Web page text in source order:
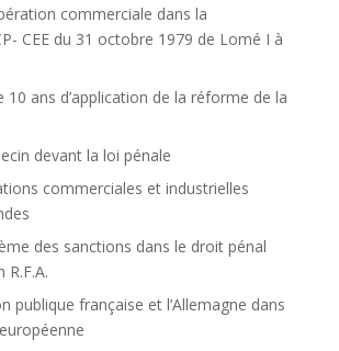
commerciale dans la
CEE du 31 octobre 1979 de Lomé I à
10 ans d’application de la réforme de la
devant la loi pénale
commerciales et industrielles
des sanctions dans le droit pénal
R.F.A.
publique française et l’Allemagne dans